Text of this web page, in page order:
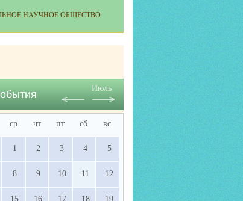
НАУЧНОЕ ОБЩЕСТВО
Июль
ср чт пт сб вс
1 2 3 4 5
8 9 10 11 12
15 16 17 18 19